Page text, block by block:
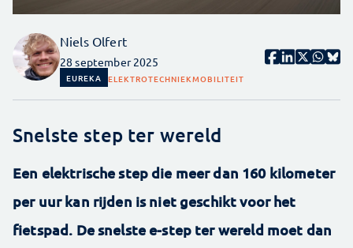
Niels Olfert
28 september 2025
EUREKA ELEKTROTECHNIEKMOBILITEIT
Snelste step ter wereld
Een elektrische step die meer dan 160 kilometer
per uur kan rijden is niet geschikt voor het
fietspad. De snelste e-step ter wereld moet dan